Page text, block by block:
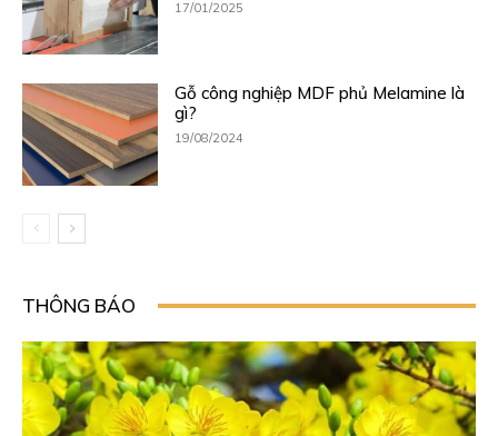
17/01/2025
Gỗ công nghiệp MDF phủ Melamine là
gì?
19/08/2024
THÔNG BÁO